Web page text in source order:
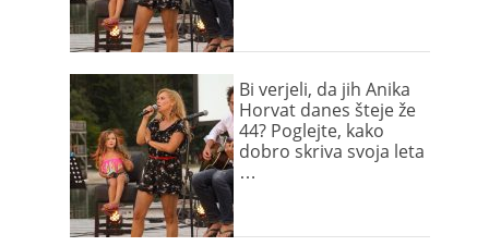
Bi verjeli, da jih Anika
Horvat danes šteje že
44? Poglejte, kako
dobro skriva svoja leta
…